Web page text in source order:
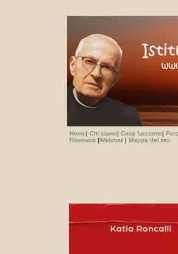
Home| Chi siamo| Cosa facciamo|
Riservata |Webmail | Mappa del sito